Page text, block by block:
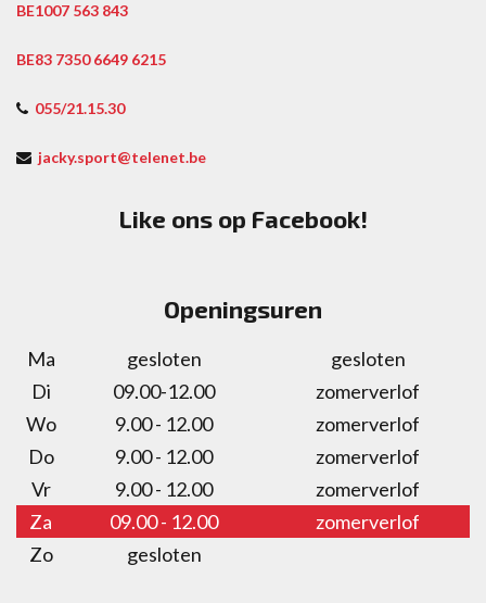
BE1007 563 843
BE83 7350 6649 6215
055/21.15.30
jacky.sport@telenet.be
Like ons op Facebook!
Openingsuren
Ma gesloten
gesloten
Di
09.00-12.00
zomerverlof
Wo
9.00 - 12.00
zomerverlof
Do
9.00 - 12.00
zomerverlof
Vr
9.00 - 12.00
zomerverlof
Za
09.00 - 12.00
zomerverlof
Zo
gesloten